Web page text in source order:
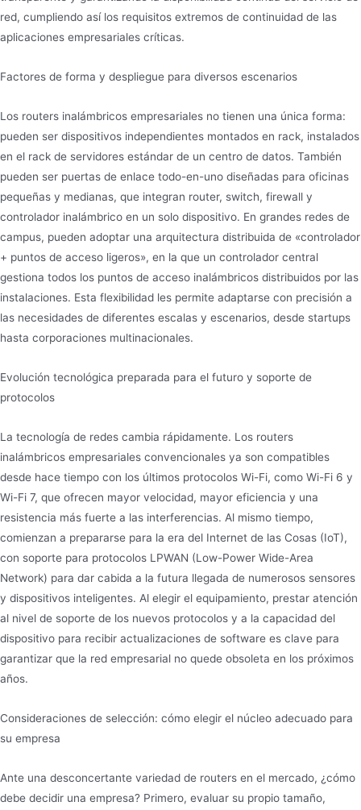
red, cumpliendo así los requisitos extremos de continuidad de las
aplicaciones empresariales críticas.
Factores de forma y despliegue para diversos escenarios
Los routers inalámbricos empresariales no tienen una única forma:
pueden ser dispositivos independientes montados en rack, instalados
en el rack de servidores estándar de un centro de datos. También
pueden ser puertas de enlace todo-en-uno diseñadas para oficinas
pequeñas y medianas, que integran router, switch, firewall y
controlador inalámbrico en un solo dispositivo. En grandes redes de
campus, pueden adoptar una arquitectura distribuida de «controlador
+ puntos de acceso ligeros», en la que un controlador central
gestiona todos los puntos de acceso inalámbricos distribuidos por las
instalaciones. Esta flexibilidad les permite adaptarse con precisión a
las necesidades de diferentes escalas y escenarios, desde startups
hasta corporaciones multinacionales.
Evolución tecnológica preparada para el futuro y soporte de
protocolos
La tecnología de redes cambia rápidamente. Los routers
inalámbricos empresariales convencionales ya son compatibles
desde hace tiempo con los últimos protocolos Wi-Fi, como Wi-Fi 6 y
Wi-Fi 7, que ofrecen mayor velocidad, mayor eficiencia y una
resistencia más fuerte a las interferencias. Al mismo tiempo,
comienzan a prepararse para la era del Internet de las Cosas (IoT),
con soporte para protocolos LPWAN (Low-Power Wide-Area
Network) para dar cabida a la futura llegada de numerosos sensores
y dispositivos inteligentes. Al elegir el equipamiento, prestar atención
al nivel de soporte de los nuevos protocolos y a la capacidad del
dispositivo para recibir actualizaciones de software es clave para
garantizar que la red empresarial no quede obsoleta en los próximos
años.
Consideraciones de selección: cómo elegir el núcleo adecuado para
su empresa
Ante una desconcertante variedad de routers en el mercado, ¿cómo
debe decidir una empresa? Primero, evaluar su propio tamaño,